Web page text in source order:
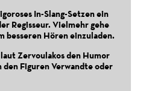
Odyssey
2021
In-Slang-Setzen ein
Regisseur. Vielmehr gehe
besseren Hören einzuladen.
Zervoulakos den Humor
den Figuren Verwandte oder